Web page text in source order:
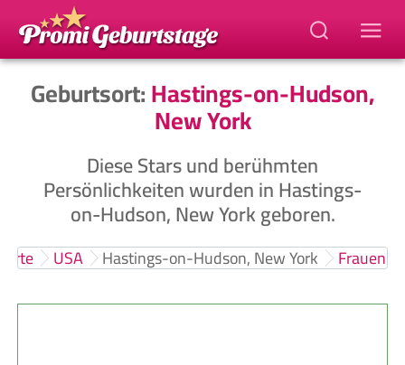
Geburtsort:Hastings-on-Hudson,
New York
Diese Stars und berühmten
Persönlichkeiten wurden in Hastings-
on-Hudson, New York geboren.
USA Hastings-on-Hudson, New York Frauen